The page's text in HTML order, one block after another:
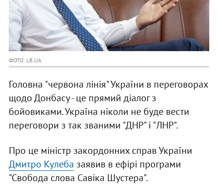
ФОТО: LB.UA
Головна "червона лінія" України в переговорах
щодо Донбасу - це прямий діалог з
бойовиками. Україна ніколи не буде вести
переговори з так званими "ДНР" і "ЛНР".
Про це міністр закордонних справ України
Дмитро Кулеба заявив в ефірі програми
"Свобода слова Савіка Шустера".